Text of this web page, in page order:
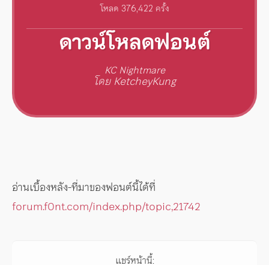
โหลด 376,422 ครั้ง
ดาวน์โหลดฟอนต์
KC Nightmare
โดย KetcheyKung
อ่านเบื้องหลัง-ที่มาของฟอนต์นี้ได้ที่
forum.f0nt.com/index.php/topic,21742
แชร์หน้านี้: